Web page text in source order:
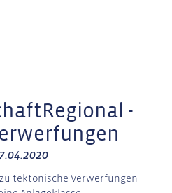
-
tektonische Verwerfungen